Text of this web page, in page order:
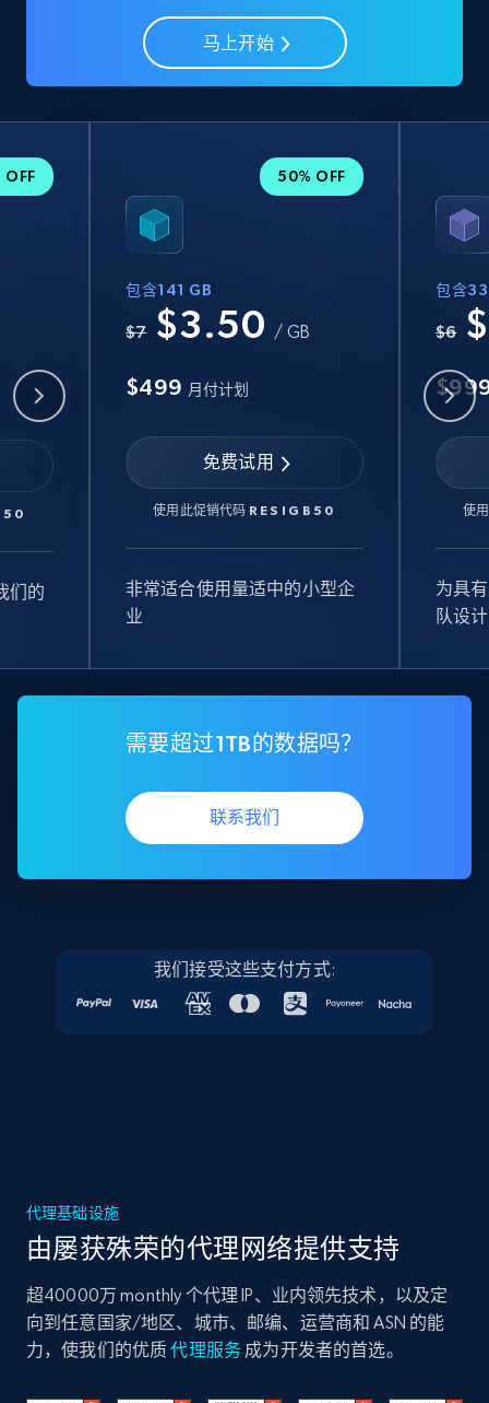
马上开始
OFF
们的
50% OFF
包含141 GB
$7 $3.50 / GB
$499 月付计划
免费试用
使用此促销代码 RESIGB50
非常适合使用量适中的小型企
业
包含
$6
使
为具
队设计
需要超过1TB的数据吗？
联系我们
我们接受这些支付方式:
代理基础设施
由屡获殊荣的代理网络提供支持
超40000万 monthly 个代理 IP、业内领先技术，以及定
向到任意国家/地区、城市、邮编、运营商和 ASN 的能
力，使我们的优质代理服务 成为开发者的首选。